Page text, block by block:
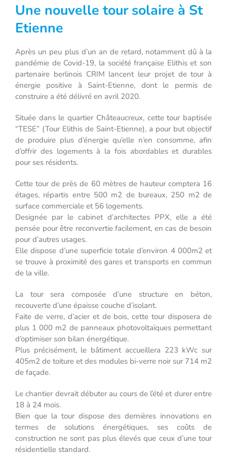
Une nouvelle tour solaire à St
Etienne
Après un peu plus d’un an de retard, notamment dû à la
pandémie de Covid-19, la société française Elithis et son
partenaire berlinois CRIM lancent leur projet de tour à
énergie positive à Saint-Etienne, dont le permis de
construire a été délivré en avril 2020.
Située dans le quartier Châteaucreux, cette tour baptisée
“TESE” (Tour Elithis de Saint-Etienne), a pour but objectif
de produire plus d’énergie qu’elle n’en consomme, afin
d’offrir des logements à la fois abordables et durables
pour ses résidents.
Cette tour de près de 60 mètres de hauteur comptera 16
étages, répartis entre 500 m2 de bureaux, 250 m2 de
surface commerciale et 56 logements.
Designée par le cabinet d’architectes PPX, elle a été
pensée pour être reconvertie facilement, en cas de besoin
pour d’autres usages.
Elle dispose d’une superficie totale d’environ 4 000m2 et
se trouve à proximité des gares et transports en commun
de la ville.
La tour sera composée d’une structure en béton,
recouverte d’une épaisse couche d’isolant.
Faite de verre, d’acier et de bois, cette tour disposera de
plus 1 000 m2 de panneaux photovoltaïques permettant
d’optimiser son bilan énergétique.
Plus précisément, le bâtiment accueillera 223 kWc sur
405m2 de toiture et des modules bi-verre noir sur 714 m2
de façade.
Le chantier devrait débuter au cours de l’été et durer entre
18 à 24 mois.
Bien que la tour dispose des dernières innovations en
termes de solutions énergétiques, ses coûts de
construction ne sont pas plus élevés que ceux d’une tour
résidentielle standard.